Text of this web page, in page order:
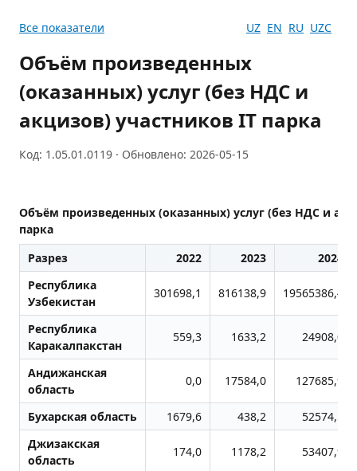
Все показатели UZ EN RU UZC
Объём произведенных
(оказанных) услуг (без НДС и
акцизов) участников IT парка
Код: 1.05.01.0119 · Обновлено: 2026-05-15
Объём произведенных (оказанных) услуг (без НДС и
парка
Разрез
2022 2023
2024
Республика
Узбекистан
301698,1 816138,9 19565386,4
Республика
Каракалпакстан
559,3 1633,2 24908,0
Андижанская
область
0,0 17584,0 127685,9
Бухарская область 1679,6 438,2
52574,5
Джизакская
область
174,0 1178,2 53407,9